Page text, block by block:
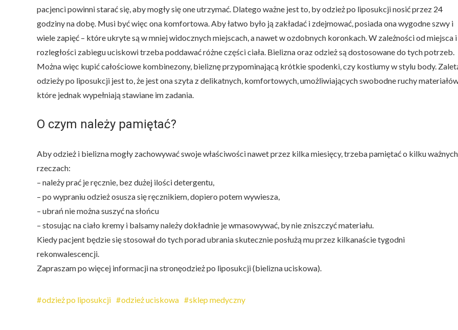
pacjenci powinni starać się, aby mogły się one utrzymać. Dlatego ważne jest to, by odzież po liposukcji nosić przez 24
godziny na dobę. Musi być więc ona komfortowa. Aby łatwo było ją zakładać i zdejmować, posiada ona wygodne szwy i
wiele zapięć – które ukryte są w mniej widocznych miejscach, a nawet w ozdobnych koronkach. W zależności od miejsca i
rozległości zabiegu uciskowi trzeba poddawać różne części ciała. Bielizna oraz odzież są dostosowane do tych potrzeb.
Można więc kupić całościowe kombinezony, bieliznę przypominającą krótkie spodenki, czy kostiumy w stylu body.
odzieży po liposukcji jest to, że jest ona szyta z delikatnych, komfortowych, umożliwiających swobodne ruchy
które jednak wypełniają stawiane im zadania.
O czym należy pamiętać?
Aby odzież i bielizna mogły zachowywać swoje właściwości nawet przez kilka miesięcy, trzeba pamiętać o kilku ważnych
rzeczach:
– należy prać je ręcznie, bez dużej ilości detergentu,
– po wypraniu odzież osusza się ręcznikiem, dopiero potem wywiesza,
– ubrań nie można suszyć na słońcu
– stosując na ciało kremy i balsamy należy dokładnie je wmasowywać, by nie zniszczyć materiału.
Kiedy pacjent będzie się stosował do tych porad ubrania skutecznie posłużą mu przez kilkanaście tygodni
rekonwalescencji.
Zapraszam po więcej informacji na stronęodzież po liposukcji (bielizna uciskowa).
odzież po liposukcji odzież uciskowa sklep medyczny